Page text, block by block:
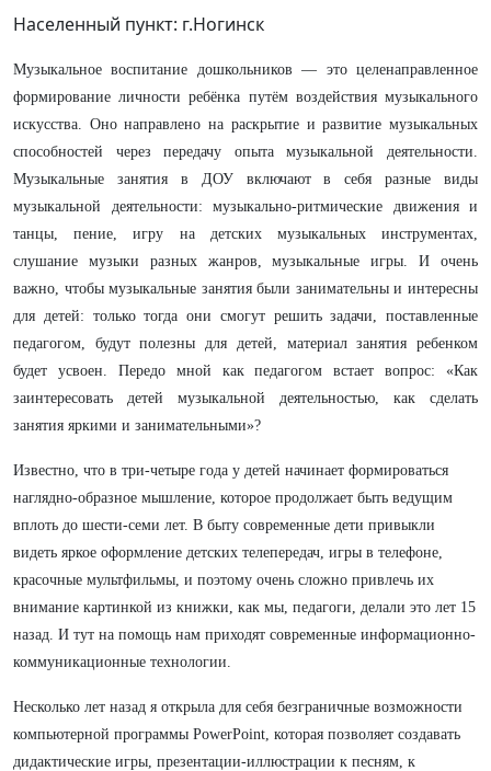
Населенный пункт: г.Ногинск
Музыкальное воспитание дошкольников — это целенаправленное
формирование личности ребёнка путём воздействия музыкального
искусства. Оно направлено на раскрытие и развитие музыкальных
способностей через передачу опыта музыкальной деятельности.
Музыкальные занятия в ДОУ включают в себя разные виды
музыкальной деятельности: музыкально-ритмические движения и
танцы, пение, игру на детских музыкальных инструментах,
слушание музыки разных жанров, музыкальные игры. И очень
важно, чтобы музыкальные занятия были занимательны и интересны
для детей: только тогда они смогут решить задачи, поставленные
педагогом, будут полезны для детей, материал занятия ребенком
будет усвоен. Передо мной как педагогом встает вопрос: «Как
заинтересовать детей музыкальной деятельностью, как сделать
занятия яркими и занимательными»?
Известно, что в три-четыре года у детей начинает формироваться
наглядно-образное мышление, которое продолжает быть ведущим
вплоть до шести-семи лет. В быту современные дети привыкли
видеть яркое оформление детских телепередач, игры в телефоне,
красочные мультфильмы, и поэтому очень сложно привлечь их
внимание картинкой из книжки, как мы, педагоги, делали это лет 15
назад. И тут на помощь нам приходят современные информационно-
коммуникационные технологии.
Несколько лет назад я открыла для себя безграничные возможности
компьютерной программы PowerPoint, которая позволяет создавать
дидактические игры, презентации-иллюстрации к песням, к